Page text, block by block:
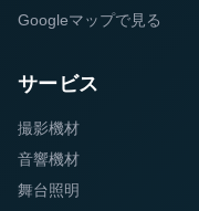
Googleマップで見る
サービス
撮影機材
音響機材
舞台照明